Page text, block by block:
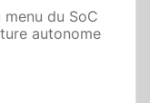
du SoC
autonome